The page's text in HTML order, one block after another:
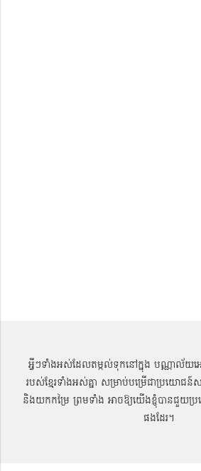
អ្វីៗទាំងអស់ដែលតម្កល់ទុកនៅក្នុង បណ្ណាល័យអេ
របស់ខ្មែរទាំងអស់គ្នា សម្រាប់បម្រើជាប្រយោ
និងយកកម្រៃ ព្រមទាំង អាចឱ្យយើងខ្ញុំបានជួយ
ផងដែរ។